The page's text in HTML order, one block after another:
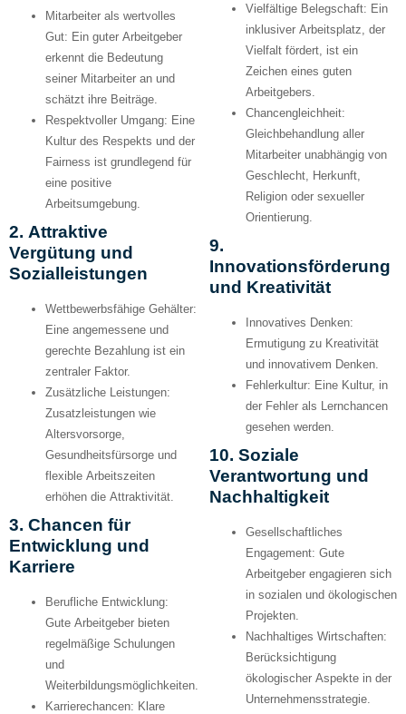
Mitarbeiter als wertvolles
Gut: Ein guter Arbeitgeber
erkennt die Bedeutung
seiner Mitarbeiter an und
schätzt ihre Beiträge.
Respektvoller Umgang: Eine
Kultur des Respekts und der
Fairness ist grundlegend für
eine positive
Arbeitsumgebung.
2. Attraktive
Vergütung und
Sozialleistungen
Wettbewerbsfähige Gehälter:
Eine angemessene und
gerechte Bezahlung ist ein
zentraler Faktor.
Zusätzliche Leistungen:
Zusatzleistungen wie
Altersvorsorge,
Gesundheitsfürsorge und
flexible Arbeitszeiten
erhöhen die Attraktivität.
3. Chancen für
Entwicklung und
Karriere
Berufliche Entwicklung:
Gute Arbeitgeber bieten
regelmäßige Schulungen
und
Weiterbildungsmöglichkeiten.
Karrierechancen: Klare
Vielfältige Belegschaft: Ein
inklusiver Arbeitsplatz, der
Vielfalt fördert, ist ein
Zeichen eines guten
Arbeitgebers.
Chancengleichheit:
Gleichbehandlung aller
Mitarbeiter unabhängig von
Geschlecht, Herkunft,
Religion oder sexueller
Orientierung.
9.
Innovationsförderung
und Kreativität
Innovatives Denken:
Ermutigung zu Kreativität
und innovativem Denken.
Fehlerkultur: Eine Kultur, in
der Fehler als Lernchancen
gesehen werden.
10. Soziale
Verantwortung und
Nachhaltigkeit
Gesellschaftliches
Engagement: Gute
Arbeitgeber engagieren sich
in sozialen und ökologischen
Projekten.
Nachhaltiges Wirtschaften:
Berücksichtigung
ökologischer Aspekte in der
Unternehmensstrategie.